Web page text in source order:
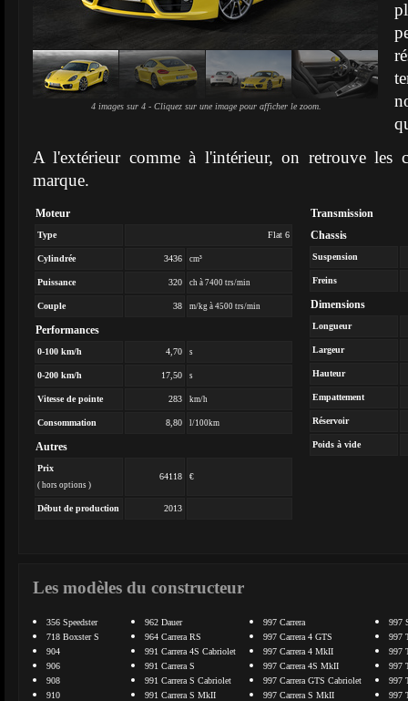
4 images sur 4 - Cliquez sur une image pour afficher le zoom.
A l'extérieur comme à l'intérieur, on retrouve les
marque.
Moteur
Type Flat 6
Cylindrée 3436 cm³
Puissance 320 ch à 7400 trs/min
Couple 38 m/kg à 4500 trs/min
Performances
0-100 km/h 4,70 s
0-200 km/h 17,50 s
Vitesse de pointe 283 km/h
Consommation 8,80 l/100km
Autres
Prix
( hors options )
64118 €
Début de production 2013
Transmission
Chassis
Suspension
Freins
Dimensions
Longueur
Largeur
Hauteur
Empattement
Réservoir
Poids à vide
Les modèles du constructeur
356 Speedster
718 Boxster S
904
906
908
910
962 Dauer
964 Carrera RS
991 Carrera 4S Cabriolet
991 Carrera S
991 Carrera S Cabriolet
991 Carrera S MkII
997 Carrera
997 Carrera 4 GTS
997 Carrera 4 MkII
997 Carrera 4S MkII
997 Carrera GTS Cabriolet
997 Carrera S MkII
997
997
997
997
997
997